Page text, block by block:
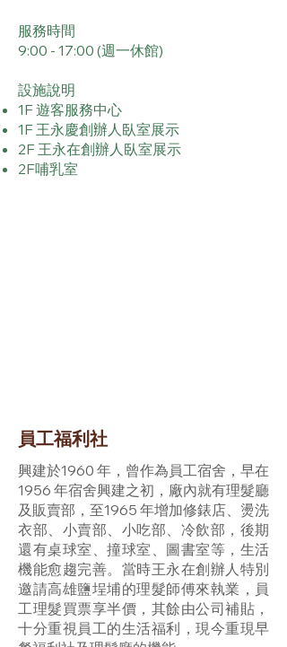
服務時間
9:00 - 17:00 (週一休館)
設施說明
1F 遊客服務中心
1F 王永慶創辦人臥室展示
2F 王永在創辦人臥室展示
​2F哺乳室
員工福利社
興建於1960 年，曾作為員工宿舍，早在
1956 年宿舍興建之初，廠內就有理髮廳
及販賣部，至1965 年增加修錶店、燙洗
衣部、小賣部、小吃部、冷飲部，後期
還有桌球室、撞球室、圖書室等，生活
機能愈趨完善。當時王永在創辦人特別
邀請高雄鹽埕埔的理髮師傅來執業，員
工理髮買票享半價，其餘由公司補貼，
十分重視員工的生活福利，現今重現早